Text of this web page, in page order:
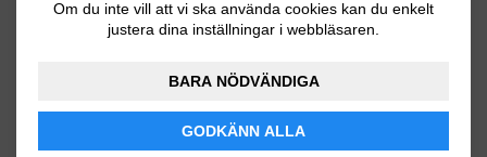
Om du inte vill att vi ska använda cookies kan du enkelt
justera dina inställningar i webbläsaren.
BARA NÖDVÄNDIGA
GODKÄNN ALLA
mått 1,93 m x 1,50 m x 2,59 m som fått